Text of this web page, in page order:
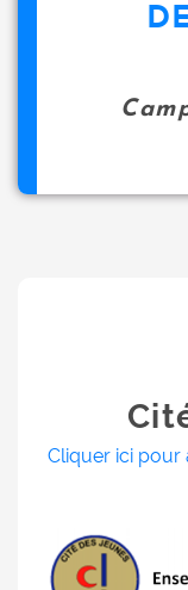
Cliquer ici pour